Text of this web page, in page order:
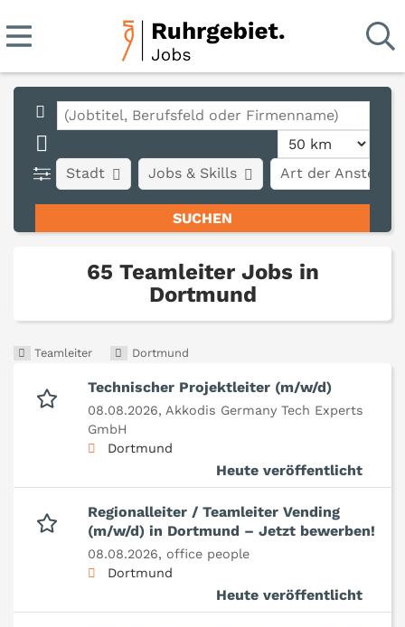
Stadt Art der
Jobs & Skills
65 Teamleiter Jobs in
Dortmund
Teamleiter Dortmund
Technischer Projektleiter (m/w/d)
08.08.2026, Akkodis Germany Tech Experts
GmbH
Dortmund
Heute veröffentlicht
Regionalleiter / Teamleiter Vending
(m/w/d) in Dortmund – Jetzt bewerben!
08.08.2026, office people
Dortmund
Heute veröffentlicht